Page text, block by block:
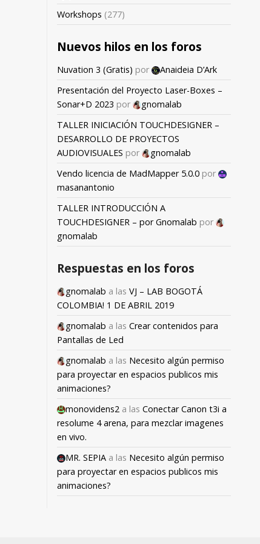
Workshops (277)
Nuevos hilos en los foros
Nuvation 3 (Gratis) por
Anaideia D’Ark
Presentación del Proyecto Laser-Boxes –
Sonar+D 2023 por
gnomalab
TALLER INICIACIÓN TOUCHDESIGNER –
DESARROLLO DE PROYECTOS
AUDIOVISUALES por
gnomalab
Vendo licencia de MadMapper 5.0.0 por
masanantonio
TALLER INTRODUCCIÓN A
TOUCHDESIGNER – por Gnomalab por
gnomalab
Respuestas en los foros
gnomalab a las VJ – LAB BOGOTÁ
COLOMBIA! 1 DE ABRIL 2019
gnomalab a las Crear contenidos para
Pantallas de Led
gnomalab a las Necesito algún permiso
para proyectar en espacios publicos mis
animaciones?
monovidens2 a las Conectar Canon t3i a
resolume 4 arena, para mezclar imagenes
en vivo.
MR. SEPIA a las Necesito algún permiso
para proyectar en espacios publicos mis
animaciones?